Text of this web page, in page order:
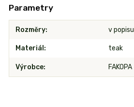
Parametry
Rozměry v popisu
Materiál teak
Výrobce FAKOPA